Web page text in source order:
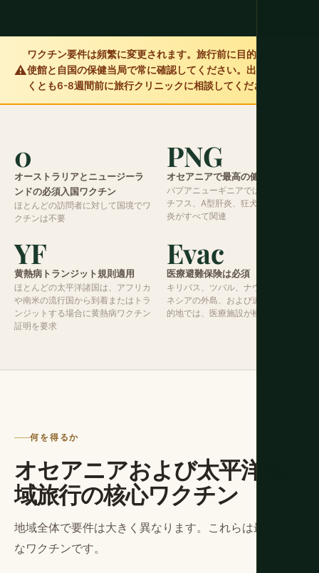
⚠️
ワクチン要件は頻繁に変更されます。旅行前に目的地国の大
使館と自国の保健当局で常に確認してください。出発の少な
くとも6-8週間前に旅行クリニックに相談してください。
0
オーストラリアとニュージーラ
ンドの必須入国ワクチン
ほとんどの訪問者に対して国境でワ
クチンは不要
PNG
オセアニアで最高の健康リスク
パプアニューギニアではマラリア、
チフス、A型肝炎、狂犬病、日本脳
炎がすべて関連
YF
黄熱病トランジット規則適用
ほとんどの太平洋諸国は、アフリカ
や南米の流行国から到着またはトラ
ンジットする場合に黄熱病ワクチン
証明を要求
Evac
医療避難保険は必須
キリバス、ツバル、ナウル、ミクロ
ネシアの外島、および遠隔太平洋目
的地では、医療施設が極めて限定的
何を得るか
オセアニアおよび太平洋地
域旅行の核心ワクチン
地域全体で要件は大きく異なります。これらは最も重要
なワクチンです。